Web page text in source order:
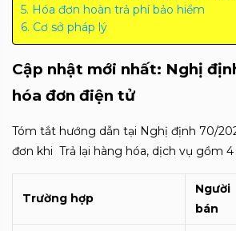
Hóa đơn hoàn trả phí bảo hiểm
Cơ sở pháp lý
Cập nhật mới nhất: Nghị
hóa đơn điện tử
Tóm tắt hướng dẫn tại Nghị định 70/
đơn khi Trả lại hàng hóa, dịch vụ gồm
Trường hợp
Người
bán